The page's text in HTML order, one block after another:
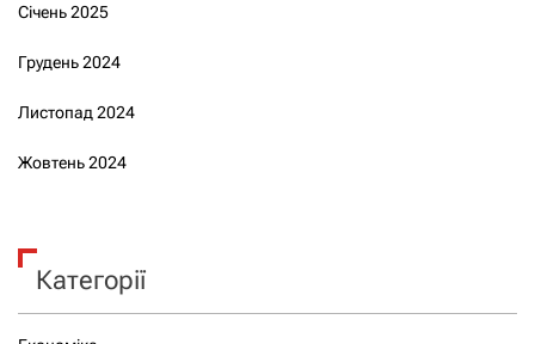
Січень 2025
Грудень 2024
Листопад 2024
Жовтень 2024
Категорії